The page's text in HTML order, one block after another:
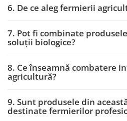
Fungicide
Erbicide
Insecticide
Biostimulatori
Adjuvanți
Regulatori de creștere
Fertilizanți foliari
Tratament semințe
Semințe
Biostimulatori
Dezinfectant sol
PRĂȘITOARE
6. De ce aleg fermierii
7. Pot fi combinate
soluții biologice?
8. Ce înseamnă combatere
agricultură?
9. Sunt produsele din
destinate fermierilor